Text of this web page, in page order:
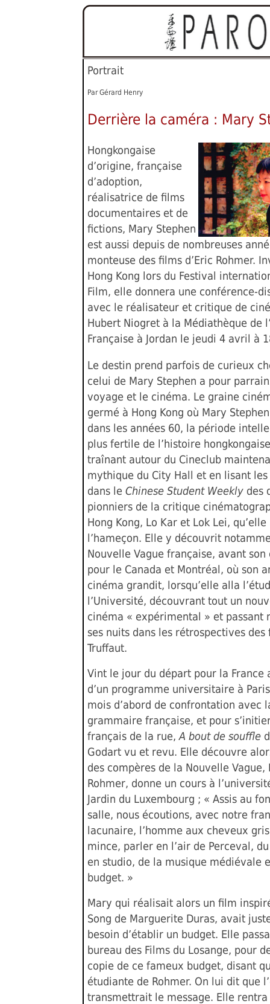
Portrait
Par Gérard Henry
Derrière la caméra : Mary
Hongkongaise
d’origine, française
d’adoption,
réalisatrice de films
documentaires et de
fictions, Mary Stephen
est aussi depuis de nombreuses
monteuse des films d’Eric Rohmer.
Hong Kong lors du Festival
Film, elle donnera une conférence-
avec le réalisateur et critique de
Hubert Niogret à la Médiathèque de
Française à Jordan le jeudi 4 avril à
Le destin prend parfois de curieux
celui de Mary Stephen a pour
voyage et le cinéma. Le graine
germé à Hong Kong où Mary
dans les années 60, la période
plus fertile de l’histoire
traînant autour du Cineclub
mythique du City Hall et en lisant
dans le Chinese Student Weekly des
pionniers de la critique
Hong Kong, Lo Kar et Lok Lei,
l’hameçon. Elle y découvrit
Nouvelle Vague française, avant son
pour le Canada et Montréal, où son
cinéma grandit, lorsqu’elle alla
l’Université, découvrant tout un
cinéma « expérimental » et passant
ses nuits dans les rétrospectives des
Truffaut.
Vint le jour du départ pour la France
d’un programme universitaire à
mois d’abord de confrontation avec
grammaire française, et pour
français de la rue, A bout de souffle
Godart vu et revu. Elle découvre
des compères de la Nouvelle Vague,
Rohmer, donne un cours à
Jardin du Luxembourg ; « Assis au
salle, nous écoutions, avec notre
lacunaire, l’homme aux cheveux
mince, parler en l’air de Perceval,
en studio, de la musique médiévale
budget. »
Mary qui réalisait alors un film
Song de Marguerite Duras, avait
besoin d’établir un budget. Elle
bureau des Films du Losange, pour
copie de ce fameux budget, disant
étudiante de Rohmer. On lui dit que
transmettrait le message. Elle rentra